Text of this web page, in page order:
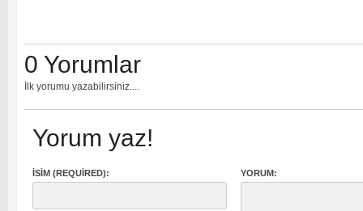
0 Yorumlar
İlk yorumu yazabilirsiniz....
Yorum yaz!
İSIM (REQUIRED): YORUM: